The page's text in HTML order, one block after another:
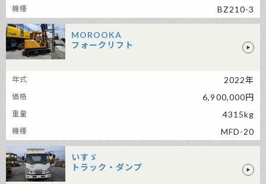
BZ210-3
MOROOKA
フォークリフト
2022年
6,900,000円
4315kg
MFD-20
いすゞ
トラック・ダンプ